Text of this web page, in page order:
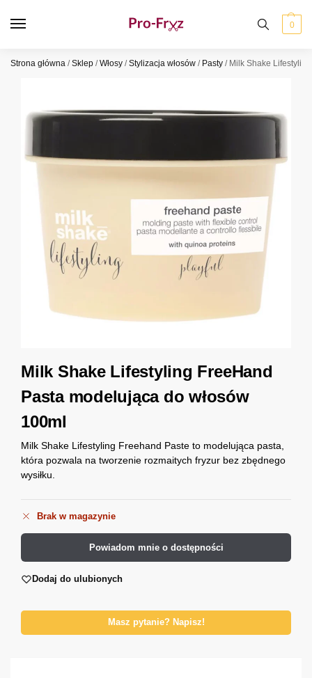
0
Strona główna /Sklep /Włosy /Stylizacja włosów / Pasty / Milk Shake
Milk Shake Lifestyling FreeHand
Pasta modelująca do włosów
100ml
Milk Shake Lifestyling Freehand Paste to modelująca pasta,
która pozwala na tworzenie rozmaitych fryzur bez zbędnego
wysiłku.
Brak w magazynie
Powiadom mnie o dostępności
Dodaj do ulubionych
Masz pytanie? Napisz!